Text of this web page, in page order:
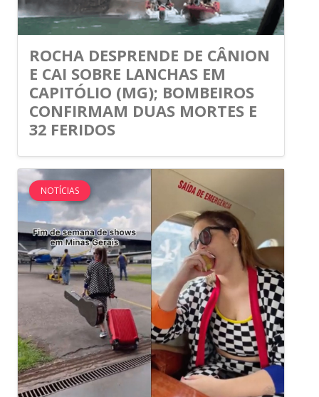
ROCHA DESPRENDE DE CÂNION
E CAI SOBRE LANCHAS EM
CAPITÓLIO (MG); BOMBEIROS
CONFIRMAM DUAS MORTES E
32 FERIDOS
NOTÍCIAS